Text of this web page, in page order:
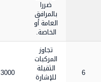
ضررا
بالمرافق
العامة أو
الخاصة.
6
تجاوز
المركبات
الثقيلة
للإشارة
3000